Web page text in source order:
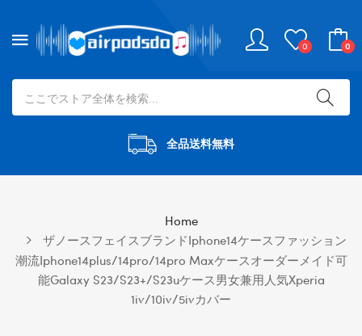
0 0
全品送料無料
Home
ザノースフェイスブランドiphone14ケースファッション
潮流iphone14plus/14pro/14pro Maxケースオーダーメイド可
能galaxy S23/s23+/s23uケース男女兼用人気Xperia
1iv/10iv/5ivカバー